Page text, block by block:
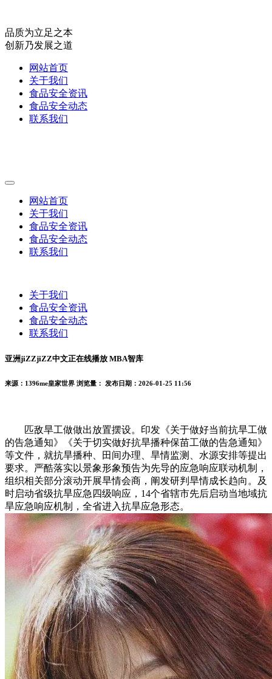
品质为立足之本
创新乃发展之道
网站首页
关于我们
食品安全资讯
食品安全动态
联系我们
网站首页
关于我们
食品安全资讯
食品安全动态
联系我们
关于我们
食品安全资讯
食品安全动态
联系我们
亚洲jiZZjiZZ中文正在线播放 MBA智库
来源：1396me皇家世界 浏览量： 发布日期：2026-01-25 11:56
匹敌旱工做做出放置摆设。印发《关于做好当前抗旱工做
的告急通知》《关于切实做好抗旱播种保苗工做的告急通知》
等文件，就抗旱播种、田间办理、旱情监测、水源安排等提出
要求。严酷落实以景象形象预告为先导的应急响应联动机制，
组织相关部分滚动开展旱情会商，阐发研判旱情成长趋向。及
时启动省级抗旱应急四级响应，14个省辖市先后启动当地域抗
旱应急响应机制，全省进入抗旱应急形态。